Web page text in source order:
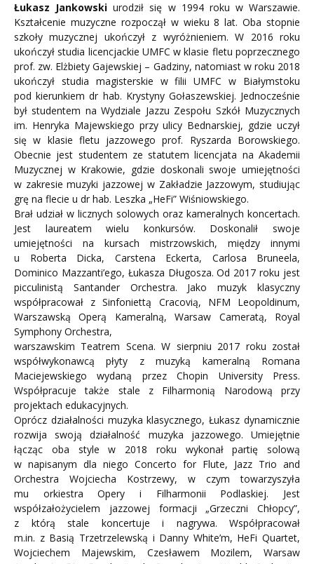
Łukasz Jankowski urodził się w 1994 roku w Warszawie.
Kształcenie muzyczne rozpoczął w wieku 8 lat. Oba stopnie
szkoły muzycznej ukończył z wyróżnieniem. W 2016 roku
ukończył studia licencjackie UMFC w klasie fletu poprzecznego
prof. zw. Elżbiety Gajewskiej – Gadziny, natomiast w roku 2018
ukończył studia magisterskie w filii UMFC w Białymstoku
pod kierunkiem dr hab. Krystyny Gołaszewskiej. Jednocześnie
był studentem na Wydziale Jazzu Zespołu Szkół Muzycznych
im. Henryka Majewskiego przy ulicy Bednarskiej, gdzie uczył
się w klasie fletu jazzowego prof. Ryszarda Borowskiego.
Obecnie jest studentem ze statutem licencjata na Akademii
Muzycznej w Krakowie, gdzie doskonali swoje umiejętności
w zakresie muzyki jazzowej w Zakładzie Jazzowym, studiując
grę na flecie u dr hab. Leszka „HeFi” Wiśniowskiego.
Brał udział w licznych solowych oraz kameralnych koncertach.
Jest laureatem wielu konkursów. Doskonalił swoje
umiejętności na kursach mistrzowskich, między innymi
u Roberta Dicka, Carstena Eckerta, Carlosa Bruneela,
Dominico Mazzanti’ego, Łukasza Długosza. Od 2017 roku jest
picculinistą Santander Orchestra. Jako muzyk klasyczny
współpracował z Sinfoniettą Cracovią, NFM Leopoldinum,
Warszawską Operą Kameralną, Warsaw Cameratą, Royal
Symphony Orchestra,
warszawskim Teatrem Scena. W sierpniu 2017 roku został
współwykonawcą płyty z muzyką kameralną Romana
Maciejewskiego wydaną przez Chopin University Press.
Współpracuje także stale z Filharmonią Narodową przy
projektach edukacyjnych.
Oprócz działalności muzyka klasycznego, Łukasz dynamicznie
rozwija swoją działalność muzyka jazzowego. Umiejętnie
łącząc oba style w 2018 roku wykonał partię solową
w napisanym dla niego Concerto for Flute, Jazz Trio and
Orchestra Wojciecha Kostrzewy, w czym towarzyszyła
mu orkiestra Opery i Filharmonii Podlaskiej. Jest
współzałożycielem jazzowej formacji „Grzeczni Chłopcy”,
z którą stale koncertuje i nagrywa. Współpracował
m.in. z Basią Trzetrzelewską i Danny White’m, HeFi Quartet,
Wojciechem Majewskim, Czesławem Mozilem, Warsaw